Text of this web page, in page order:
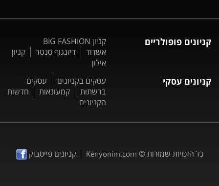
קניונים פופולריים
קניון BIG FASHION
אשדוד
דיזנגוף סנטר
קניון
אילון
קניונים עסקי עסקים בקניונים
עסקים
ברשתות
קמעונאות
חדשות
הקניונים
כל הזכויות שמורות © Kenyonim.com
|קניונים פייסבוק